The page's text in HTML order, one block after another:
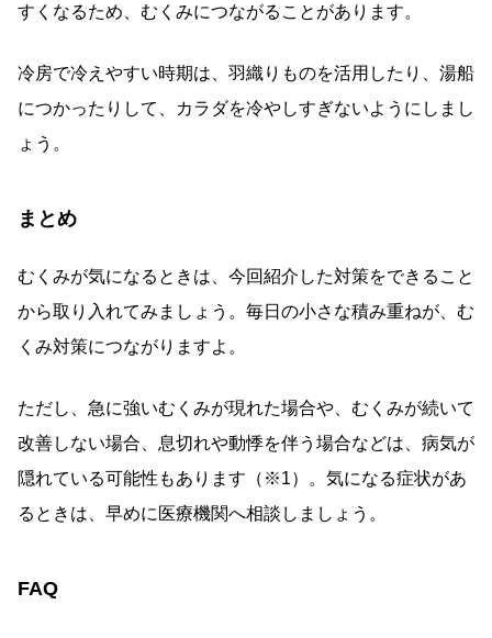
すくなるため、むくみにつながることがあります。
冷房で冷えやすい時期は、羽織りものを活用したり、湯船
につかったりして、カラダを冷やしすぎないようにしまし
ょう。
まとめ
むくみが気になるときは、今回紹介した対策をできること
から取り入れてみましょう。毎日の小さな積み重ねが、む
くみ対策につながりますよ。
ただし、急に強いむくみが現れた場合や、むくみが続いて
改善しない場合、息切れや動悸を伴う場合などは、病気が
隠れている可能性もあります（※1）。気になる症状があ
るときは、早めに医療機関へ相談しましょう。
FAQ